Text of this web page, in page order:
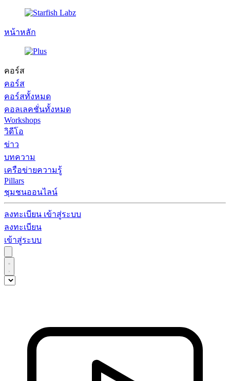
หน้าหลัก
คอร์ส
คอร์ส
คอร์สทั้งหมด
คอลเลคชั่นทั้งหมด
Workshops
วิดีโอ
ข่าว
บทความ
เครือข่ายความรู้
Pillars
ชุมชนออนไลน์
ลงทะเบียน เข้าสู่ระบบ
ลงทะเบียน
เข้าสู่ระบบ